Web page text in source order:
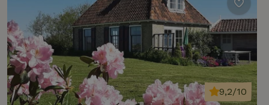
9,2/10